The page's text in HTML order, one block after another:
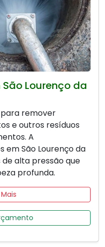
Lourenço da
remover
e outros resíduos
A
em São Lourenço da
alta pressão que
profunda.